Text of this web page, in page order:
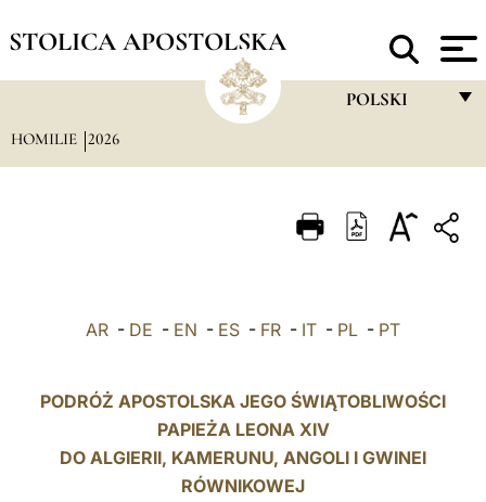
STOLICA APOSTOLSKA
POLSKI
ITALIANO
POLSKI
HOMILIE 2026
AR - DE - EN - ES - FR - IT - PL - PT
PODRÓŻ APOSTOLSKA JEGO ŚWIĄTOBLIWOŚCI
PAPIEŻA LEONA XIV
DO ALGIERII, KAMERUNU, ANGOLI I GWINEI
RÓWNIKOWEJ